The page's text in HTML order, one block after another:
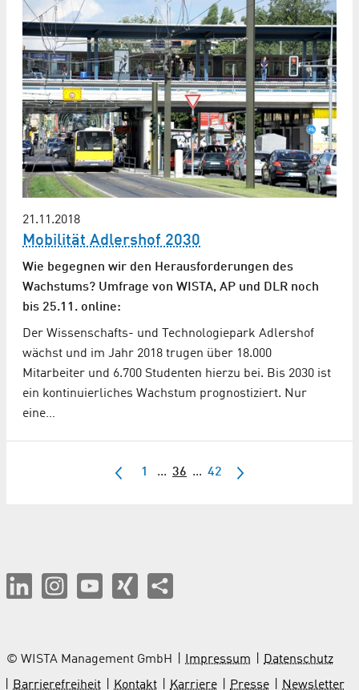
21.11.2018
Mobilität Adlershof 2030
Wie begegnen wir den Herausforderungen des
Wachstums? Umfrage von WISTA, AP und DLR noch
bis 25.11. online:
Der Wissenschafts- und Technologiepark Adlershof
wächst und im Jahr 2018 trugen über 18.000
Mitarbeiter und 6.700 Studenten hierzu bei. Bis 2030 ist
ein kontinuierliches Wachstum prognostiziert. Nur
eine…
1 ... 36 ... 42
© WISTA Management GmbH Impressum
Datenschutz
Barrierefreiheit
Kontakt Karriere Presse Newsletter